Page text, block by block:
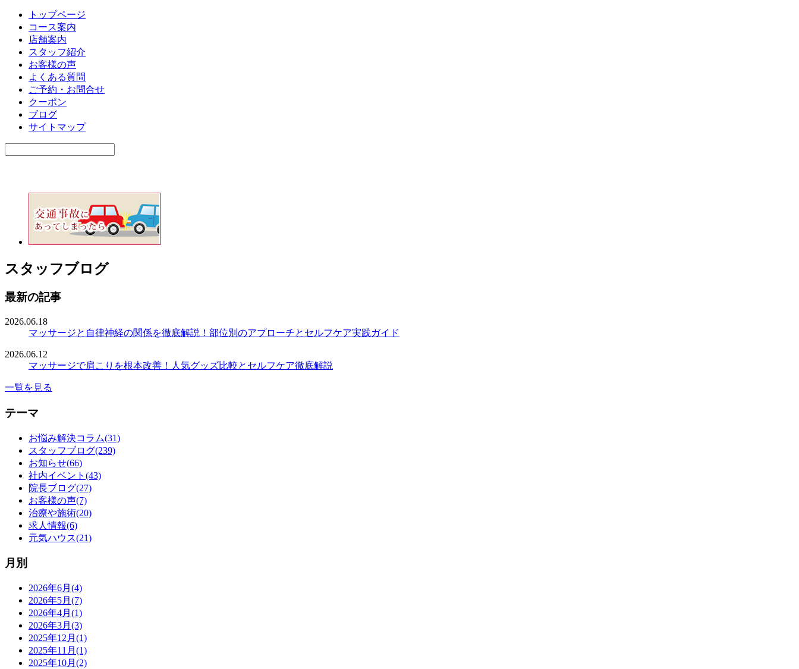
トップページ
コース案内
店舗案内
スタッフ紹介
お客様の声
よくある質問
ご予約・お問合せ
クーポン
ブログ
サイトマップ
スタッフブログ
最新の記事
2026.06.18
マッサージと自律神経の関係を徹底解説！部位別のアプローチとセルフケア実践ガイド
2026.06.12
マッサージで肩こりを根本改善！人気グッズ比較とセルフケア徹底解説
一覧を見る
テーマ
お悩み解決コラム(31)
スタッフブログ(239)
お知らせ(66)
社内イベント(43)
院長ブログ(27)
お客様の声(7)
治療や施術(20)
求人情報(6)
元気ハウス(21)
月別
2026年6月(4)
2026年5月(7)
2026年4月(1)
2026年3月(3)
2025年12月(1)
2025年11月(1)
2025年10月(2)